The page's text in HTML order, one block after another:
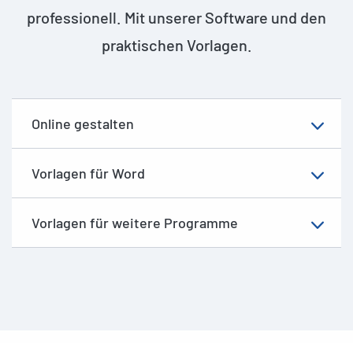
professionell. Mit unserer Software und den
praktischen Vorlagen.
Online gestalten
Vorlagen für Word
Vorlagen für weitere Programme